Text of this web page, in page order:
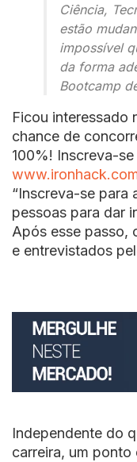
Ciência,
estão
impossível
da forma
Bootcamp
Ficou interessado
chance de
100%! Inscreva-
“Inscreva-se para
pessoas para dar
Após esse passo,
e entrevistados
Independente do
carreira, um